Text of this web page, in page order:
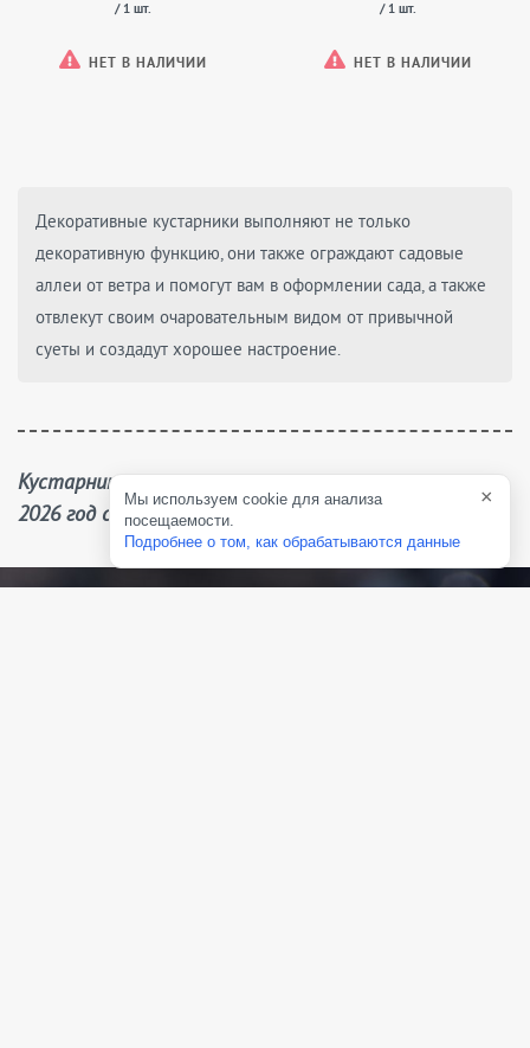
/ 1 шт.
НЕТ В НАЛИЧИИ
/ 1 шт.
НЕТ В НАЛИЧИИ
Декоративные кустарники выполняют не только
декоративную функцию, они также ограждают садовые
аллеи от ветра и помогут вам в оформлении сада, а также
отвлекут своим очаровательным видом от привычной
суеты и создадут хорошее настроение.
Кустарники разные по низким ценам: каталог на
2026 год с доставкой Почтой России
Мы используем cookie для анализа
посещаемости.
Подробнее о том, как обрабатываются данные
×